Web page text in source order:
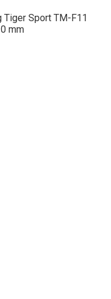
Tiger Sport TM-F11
mm